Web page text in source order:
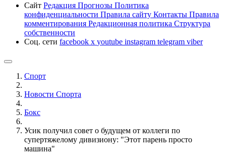
Сайт Редакция Прогнозы Политика
конфиденциальности Правила сайту Контакты Правила
комментирования Редакционная политика Структура
собственности
Соц. сети facebook x youtube instagram telegram viber
Спорт
Новости Cпорта
Бокс
Усик получил совет о будущем от коллеги по
супертяжелому дивизиону: "Этот парень просто
машина"